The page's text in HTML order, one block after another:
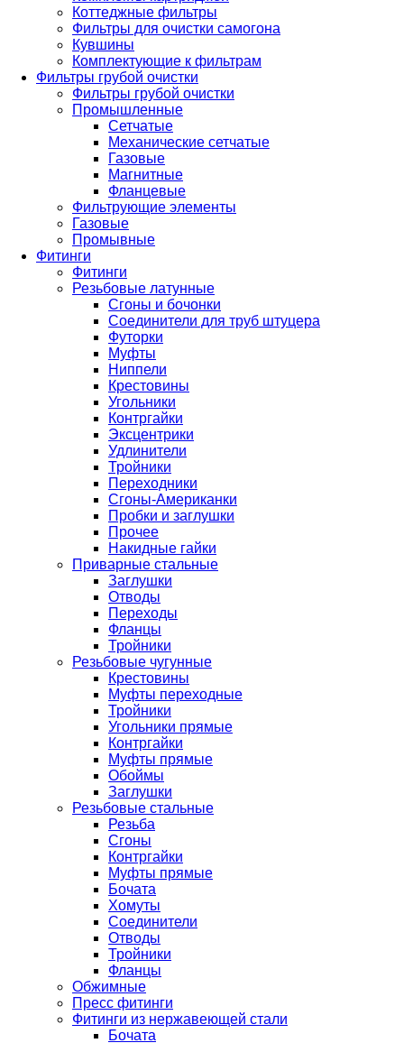
Коттеджные фильтры
Фильтры для очистки самогона
Кувшины
Комплектующие к фильтрам
Фильтры грубой очистки
Фильтры грубой очистки
Промышленные
Сетчатые
Механические сетчатые
Газовые
Магнитные
Фланцевые
Фильтрующие элементы
Газовые
Промывные
Фитинги
Фитинги
Резьбовые латунные
Сгоны и бочонки
Соединители для труб штуцера
Футорки
Муфты
Ниппели
Крестовины
Угольники
Контргайки
Эксцентрики
Удлинители
Тройники
Переходники
Сгоны-Американки
Пробки и заглушки
Прочее
Накидные гайки
Приварные стальные
Заглушки
Отводы
Переходы
Фланцы
Тройники
Резьбовые чугунные
Крестовины
Муфты переходные
Тройники
Угольники прямые
Контргайки
Муфты прямые
Обоймы
Заглушки
Резьбовые стальные
Резьба
Сгоны
Контргайки
Муфты прямые
Бочата
Хомуты
Соединители
Отводы
Тройники
Фланцы
Обжимные
Пресс фитинги
Фитинги из нержавеющей стали
Бочата